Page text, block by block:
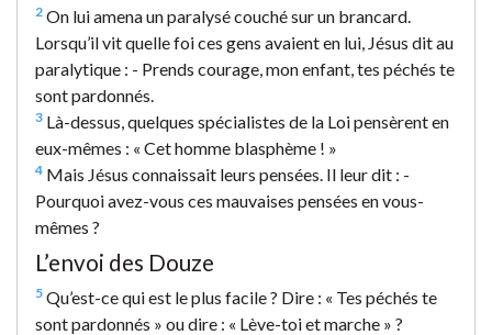
2 On lui amena un paralysé couché sur un brancard.
Lorsqu’il vit quelle foi ces gens avaient en lui, Jésus dit au
paralytique : - Prends courage, mon enfant, tes péchés te
sont pardonnés.
3 Là-dessus, quelques spécialistes de la Loi pensèrent en
eux-mêmes : « Cet homme blasphème ! »
4 Mais Jésus connaissait leurs pensées. Il leur dit : -
Pourquoi avez-vous ces mauvaises pensées en vous-
mêmes ?
L’envoi des Douze
5 Qu’est-ce qui est le plus facile ? Dire : « Tes péchés te
sont pardonnés » ou dire : « Lève-toi et marche » ?